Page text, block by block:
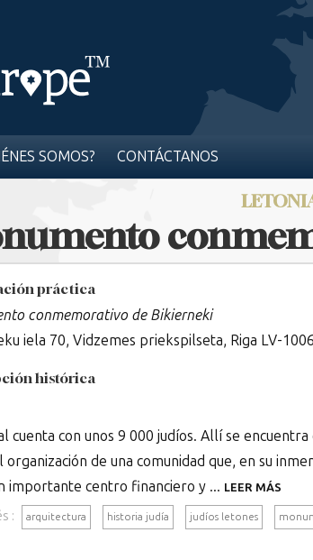
SOMOS? CONTÁCTANOS
práctica
conmemorativo de Bikierneki
iela 70, Vidzemes priekspilseta, Riga LV-1006
histórica
cuenta con unos 9 000 judíos. Allí se
organización de una comunidad que, en su
importante centro financiero y ... LEER MÁS
: arquitectura historia judía judíos letones